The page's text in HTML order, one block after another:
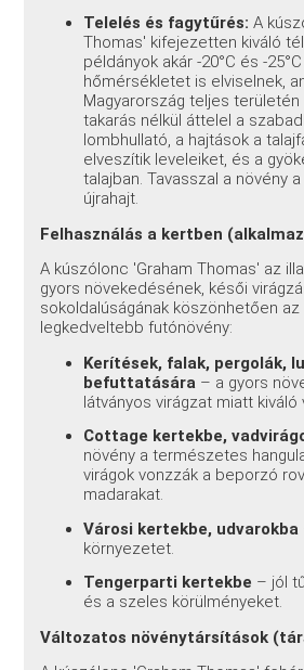
Telelés és fagytűrés: A
Thomas' kifejezetten kiváló
példányok akár -20°C és -
hőmérsékletet is elviselnek,
Magyarország teljes területén
takarás nélkül áttelel a
lombhullató, a hajtások a
elveszítik leveleiket, és a
talajban. Tavasszal a növény
újrahajt.
Felhasználás a kertben
A kúszólonc 'Graham Thomas' az
gyors növekedésének, késői
sokoldalúságának köszönhetően az
legkedveltebb futónövény:
Kerítések, falak, pergolák,
befuttatására – a gyors
látványos virágzat miatt kiváló
Cottage kertekbe,
növény a természetes
virágok vonzzák a beporzó
madarakat.
Városi kertekbe, udvarokba
környezetet.
Tengerparti kertekbe – jól
és a szeles körülményeket.
Változatos növénytársítások